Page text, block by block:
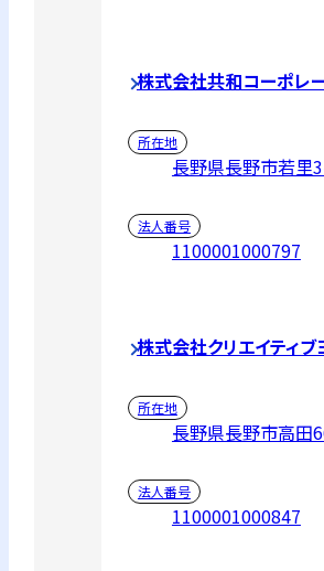
株式会社共和コーポレ
所在地
長野県長野市若里
法人番号
1100001000797
株式会社クリエイティブ
所在地
長野県長野市高田
法人番号
1100001000847